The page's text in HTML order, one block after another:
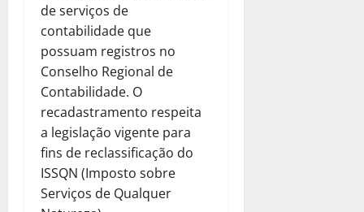
de serviços de
contabilidade que
possuam registros no
Conselho Regional de
Contabilidade. O
recadastramento respeita
a legislação vigente para
fins de reclassificação do
ISSQN (Imposto sobre
Serviços de Qualquer